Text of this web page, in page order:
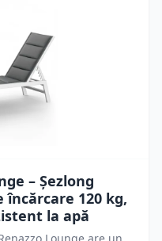
– Șezlong
încărcare 120 kg,
la apă